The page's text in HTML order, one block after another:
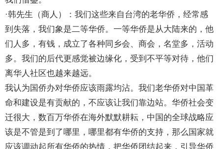
·韩先生（商人）：我们这些来自台湾的老华侨，经常感
到失落，我们象是二等华侨。一等华侨是从大陆来的，他
们人多，有钱，成立了各种同乡会、商会，名堂多，活动
多。我们的后代更感觉被边缘化，受到不平等对待，他们
离华人社区也越来越远。
我认为国侨办对华侨应该雨露均沾。我们老华侨对中国革
命和建设是有贡献的，不应该让我们靠边站。华侨社会变
迁很大，数百万华侨在海外默默耕耘，中国的全球战略应
该是不管是到了哪里，哪里都有华侨的支持，那么国家就
应该调动起所有华侨的热情，把华侨团结起来，引导华侨